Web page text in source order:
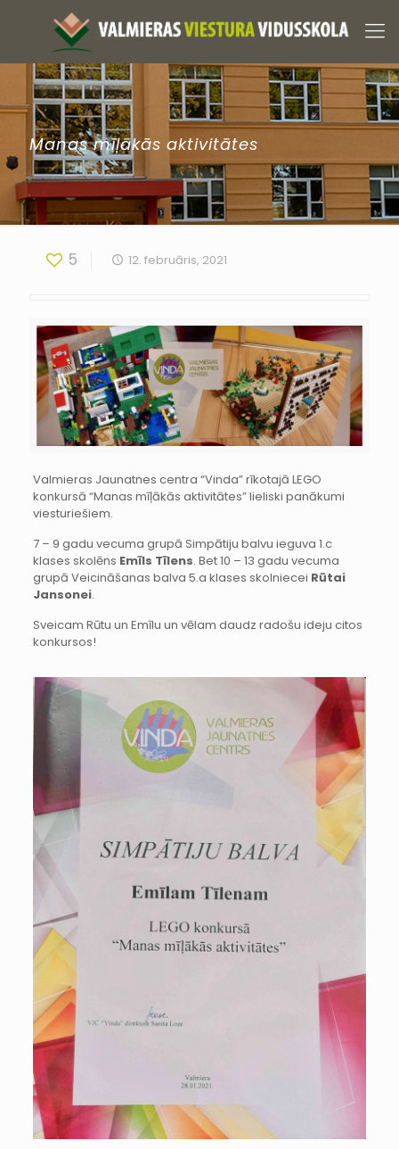
Manas mīļākās aktivitātes
5 12. februāris, 2021
Valmieras Jaunatnes centra “Vinda” rīkotajā LEGO
konkursā “Manas mīļākās aktivitātes” lieliski panākumi
viesturiešiem.
7 – 9 gadu vecuma grupā Simpātiju balvu ieguva 1.c
klases skolēns Emīls Tīlens. Bet 10 – 13 gadu vecuma
grupā Veicināšanas balva 5.a klases skolniecei Rūtai
Jansonei.
Sveicam Rūtu un Emīlu un vēlam daudz radošu ideju citos
konkursos!